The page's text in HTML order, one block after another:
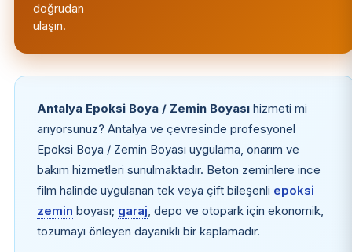
doğrudan
ulaşın.
Antalya Epoksi Boya / Zemin Boyasıhizmeti mi
arıyorsunuz? Antalya ve çevresinde profesyonel
Epoksi Boya / Zemin Boyası uygulama, onarım ve
bakım hizmetleri sunulmaktadır. Beton zeminlere ince
film halinde uygulanan tek veya çift bileşenli epoksi
zemin boyası; garaj, depo ve otopark için ekonomik,
tozumayı önleyen dayanıklı bir kaplamadır.